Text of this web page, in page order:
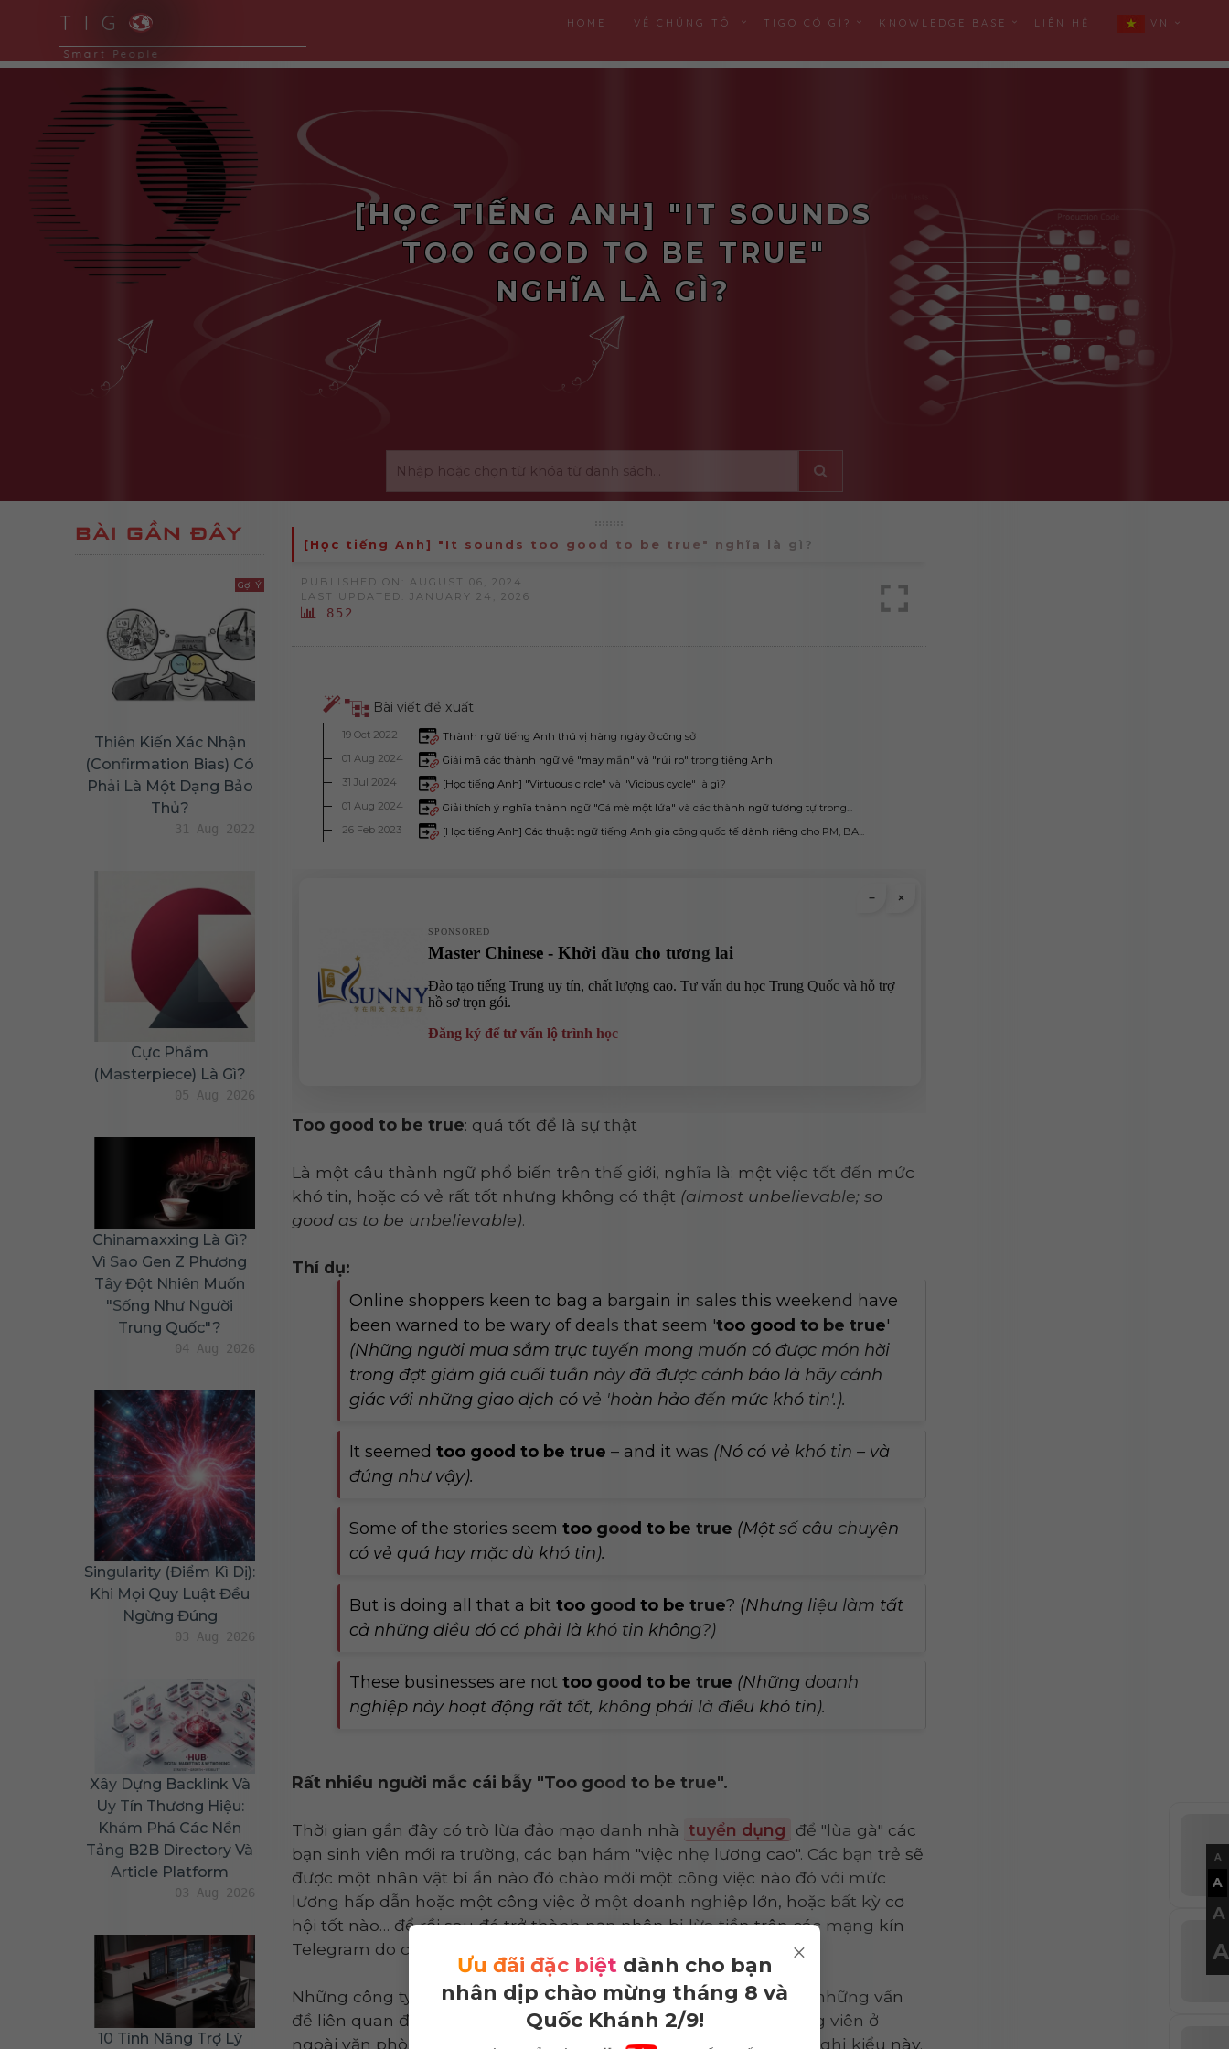
T I G
Smart Solutions for Smart People
HOME VỀ CHÚNG TÔI TIGO CÓ GÌ? KNOWLEDGE BASE LIÊN HỆ VN
[HỌC TIẾNG ANH] "IT SOUNDS
TOO GOOD TO BE TRUE"
NGHĨA LÀ GÌ?
BÀI GẦN ĐÂY
Gợi Ý
Thiên Kiến Xác Nhận
(Confirmation Bias) Có
Phải Là Một Dạng Bảo
Thủ?
31 Aug 2022
Cực Phẩm
(masterpiece) Là Gì?
05 Aug 2026
Chinamaxxing Là Gì?
Vì Sao Gen Z Phương
Tây Đột Nhiên Muốn
"sống Như Người
Trung Quốc"?
04 Aug 2026
Singularity (Điểm Kì Dị):
Khi Mọi Quy Luật Đều
Ngừng Đúng
03 Aug 2026
Xây Dựng Backlink Và
Uy Tín Thương Hiệu:
Khám Phá Các Nền
Tảng B2B Directory Và
Article Platform
03 Aug 2026
10 Tính Năng Trợ Lý
[Học tiếng Anh] "It sounds too good to be true" nghĩa là gì?
PUBLISHED ON: AUGUST 06, 2024
LAST UPDATED: JANUARY 24, 2026
852
Bài viết đề xuất
19 Oct 2022
Thành ngữ tiếng Anh thú vị hàng ngày ở công sở
01 Aug 2024
Giải mã các thành ngữ về "may mắn" và "rủi ro" trong tiếng Anh
31 Jul 2024
[Học tiếng Anh] "Virtuous circle" và "Vicious cycle" là gì?
01 Aug 2024
Giải thích ý nghĩa thành ngữ "Cá mè một lứa" và các thành ngữ tương tự trong...
26 Feb 2023
[Học tiếng Anh] Các thuật ngữ tiếng Anh gia công quốc tế dành riêng cho PM, BA...
Too good to be true: quá tốt để là sự thật
Là một câu thành ngữ phổ biến trên thế giới, nghĩa là: một việc tốt đến mức
khó tin, hoặc có vẻ rất tốt nhưng không có thật (almost unbelievable; so
good as to be unbelievable).
Thí dụ:
Online shoppers keen to bag a bargain in sales this weekend have
been warned to be wary of deals that seem 'too good to be true'
(Những người mua sắm trực tuyến mong muốn có được món hời
trong đợt giảm giá cuối tuần này đã được cảnh báo là hãy cảnh
giác với những giao dịch có vẻ 'hoàn hảo đến mức khó tin'.).
It seemedtoo good to be true – and it was (Nó có vẻ khó tin – và
đúng như vậy).
Some of the stories seemtoo good to be true (Một số câu chuyện
có vẻ quá hay mặc dù khó tin).
But is doing all that a bittoo good to be true? (Nhưng liệu làm tất
cả những điều đó có phải là khó tin không?)
These businesses are nottoo good to be true (Những doanh
nghiệp này hoạt động rất tốt, không phải là điều khó tin).
Rất nhiều người mắc cái bẫy "Too good to be true".
Thời gian gần đây có trò lừa đảo mạo danh nhà tuyển dụng
để "lùa gà" các
bạn sinh viên mới ra trường, các bạn hám "việc nhẹ lương cao". Các bạn trẻ sẽ
được một nhân vật bí ẩn nào đó chào mời một công việc nào đó với mức
lương hấp dẫn hoặc một công việc ở một doanh nghiệp lớn, hoặc bất kỳ cơ
hội tốt nào… để rồi sau đó trở thành nạn nhân bị lừa tiền trên các mạng kín
Telegram do chúng tạo ra.
Những công ty có hoạt động kinh doanh tử tế sẽ luôn giao dịch những vấn
đề liên quan đến tuyển dụng ở văn phòng làm việc, việc hẹn ứng viên ở
ngoài văn phòng là rất bất thường, cần cận trọng với những đề nghị kiểu này.
A
A
A
A
×
Ưu đãi đặc biệt dành cho bạn
nhân dịp chào mừng tháng 8 và
Quốc Khánh 2/9!